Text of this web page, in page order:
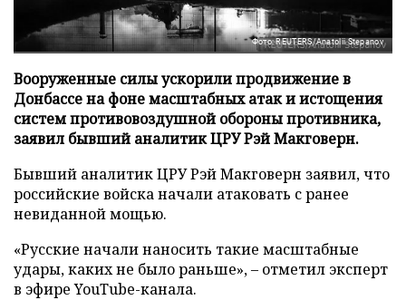
Фото: REUTERS/Anatolii Stepanov
Вооруженные силы ускорили продвижение в
Донбассе на фоне масштабных атак и истощения
систем противовоздушной обороны противника,
заявил бывший аналитик ЦРУ Рэй Макговерн.
Бывший аналитик ЦРУ Рэй Макговерн заявил, что
российские войска начали атаковать с ранее
невиданной мощью.
«Русские начали наносить такие масштабные
удары, каких не было раньше», – отметил эксперт
в эфире YouTube-канала.